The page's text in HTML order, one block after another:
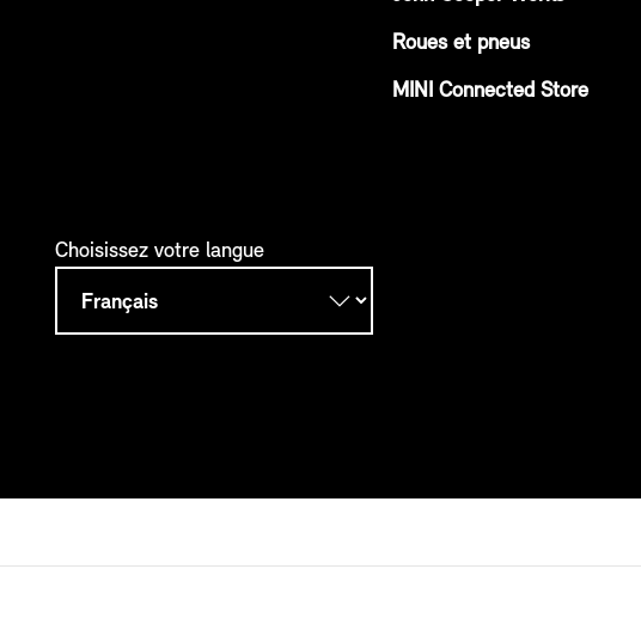
Roues et pneus
MINI Connected Store
Choisissez votre langue